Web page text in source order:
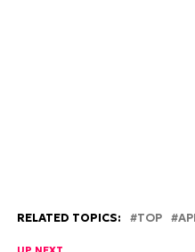
RELATED TOPICS: TOP